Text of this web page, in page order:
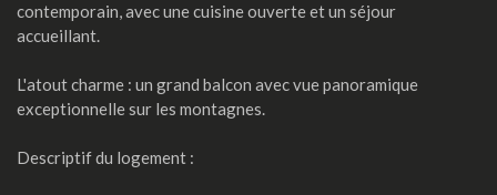
contemporain, avec une cuisine ouverte et un séjour
accueillant.
L'atout charme : un grand balcon avec vue panoramique
exceptionnelle sur les montagnes.
Descriptif du logement :